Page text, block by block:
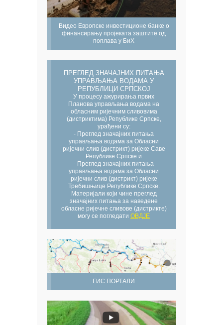
Видео Европске инвестиционе банке о
финансирању пројеката заштите од
поплава у БиХ
ПРЕГЛЕД ЗНАЧАЈНИХ ПИТАЊА
УПРАВЉАЊА ВОДАМА У
РЕПУБЛИЦИ СРПСКОЈ
У процесу ажурирања првих
Планова управљања водама на
обласним ријечним сливовима
(дистриктима) Републике Српске,
урађени су:
- Преглед значајних питања
управљања водама за Обласни
ријечни слив (дистрикт) ријеке Саве
Републике Српске и
- Преглед значајних питања
управљања водама за Обласни
ријечни слив (дистрикт) ријеке
Требишњице Републике Српске.
Материјали који чине преглед
значајних питања за наведене
обласне ријечне сливове (дистрикте)
могу се погледати ОВДЈЕ
ГИС ПОРТАЛИ